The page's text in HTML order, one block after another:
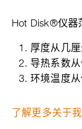
Hot Disk®仪器
厚度从几厘
导热系数
环境温度从
了解更多关于